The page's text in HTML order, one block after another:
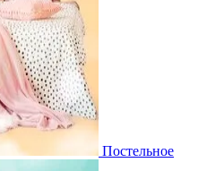
Постельное